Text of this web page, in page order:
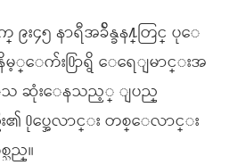
း၄၅ နာရီအခ်ိန္ခန႔္တြင္ ပုေ
ေက်း႐ြာရွိ ေရေျမာင္းအ
ေသ ဆုံးေနသည့္ ျပည္
၏ ႐ုပ္အေလာင္း တစ္ေလာင္း
ည္။